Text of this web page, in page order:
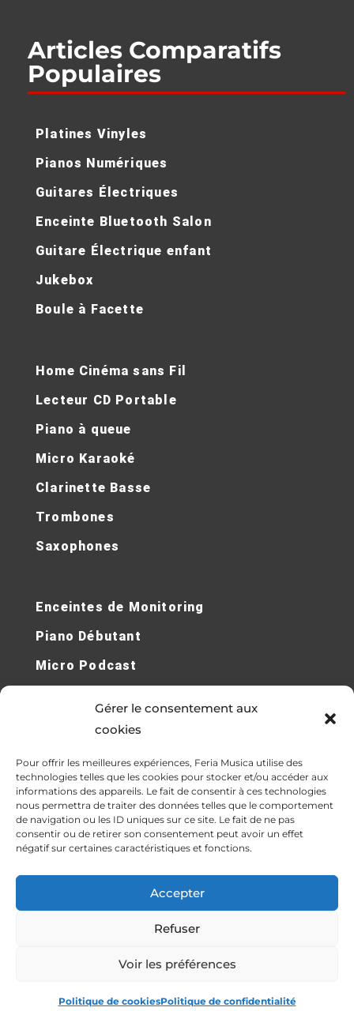
Gérer le consentement aux
cookies
Pour offrir les meilleures expériences, Feria Musica utilise des
technologies telles que les cookies pour stocker et/ou accéder aux
informations des appareils. Le fait de consentir à ces technologies
nous permettra de traiter des données telles que le comportement
de navigation ou les ID uniques sur ce site. Le fait de ne pas
consentir ou de retirer son consentement peut avoir un effet
négatif sur certaines caractéristiques et fonctions.
Accepter
Refuser
Voir les préférences
Politique de cookiesPolitique de confidentialité
Articles Comparatifs
Populaires
Platines Vinyles
Pianos Numériques
Guitares Électriques
Enceinte Bluetooth Salon
Guitare Électrique enfant
Jukebox
Boule à Facette
Home Cinéma sans Fil
Lecteur CD Portable
Piano à queue
Micro Karaoké
Clarinette Basse
Trombones
Saxophones
Enceintes de Monitoring
Piano Débutant
Micro Podcast
Cours de Piano en Ligne
Synthétiseur
© All rights reserved Feria Musica
Ut elit tellus, luctus nec ullamcorper mattis, pulvinar
w
i
c
u
n
m
d